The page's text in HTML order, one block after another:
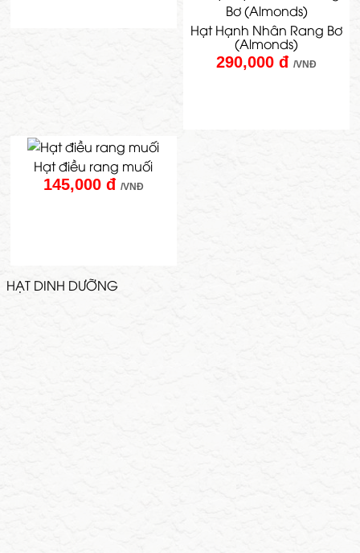
Hạt Hạnh Nhân Rang Bơ
(Almonds)
290,000 đ /VNĐ
Hạt điều rang muối
145,000 đ /VNĐ
HẠT DINH DƯỠNG